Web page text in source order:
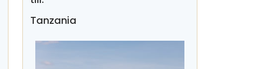
Tanzania